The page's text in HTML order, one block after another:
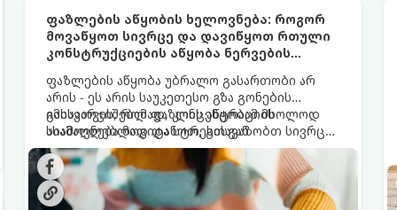
ფაზლების აწყობის ხელოვნება: როგორ
მოვაწყოთ სივრცე და დავიწყოთ რთული
კონსტრუქციების აწყობა ნერვების
ფაზლების აწყობა უბრალო გასართობი არ
არის - ეს არის საუკეთესო გზა გონების
გასავარჯიშებლად, კონცენტრაციის
ასამაღლებლად და სტრესისგან
განსატვირთად. თუმცა, როდესაც საქმე 1000
ან მეტ დეტალიან რთულ გამოსახულებას
ეხება, პროცესი შესაძლოა ქაოსურ, გაჭიმულ
და ნერვებისმომშლელ პროცესად იქცეს, თუ
იმისათვის, რომ ფაზლის აწყობამ მხოლოდ
სიამოვნება მოგიტანოთ, გთავაზობთ სივრცის
ორგანიზებისა და ეფექტური აწყობის ნაცად
მეთოდებს.